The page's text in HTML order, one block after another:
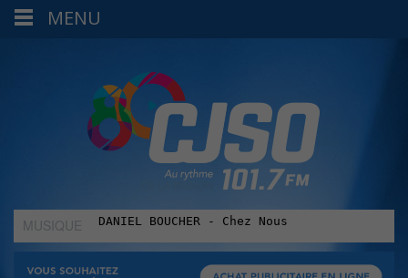
MUSIQUE
:
MENU